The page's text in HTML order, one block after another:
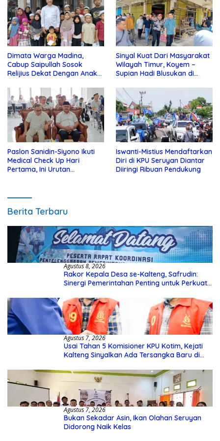
Dimata Warga Madina,
Cabup Saipullah Sosok
Relijius Dekat Dengan Anak
Sinyal Kuat Dari Masyarakat
Wilayah Timur, Koyem –
Supian Hadi Blusukan di
Paslon Sanidin-Siyono Ikuti
Medical Check Up Hari
Pertama, Ini Urutan
Iswanti-Mistius Mendaftarkan
Diri di KPU Seruyan Diantar
Diiringi Ribuan Pendukung
Berita Terbaru
Agustus 8, 2026
Rakor Kepala Desa se-Kalteng, Safrudin:
Sinergi Pemerintahan Penting untuk Perkuat
Agustus 7, 2026
Usai Tahan 5 Komisioner KPU Kotim, Kejati
Kalteng Sinyalkan Ada Tersangka Baru di
Agustus 7, 2026
Bukan Sekadar Asin, Ikan Olahan Seruyan
Didorong Naik Kelas